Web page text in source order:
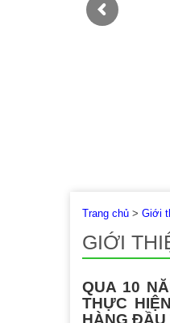
Trang chủ > Giới
GIỚI
QUA 10
THỰC
HÀNG ĐẦU